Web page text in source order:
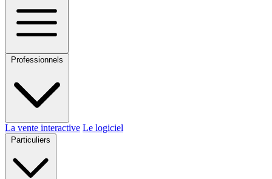
Professionnels
La vente interactive Le logiciel
Particuliers